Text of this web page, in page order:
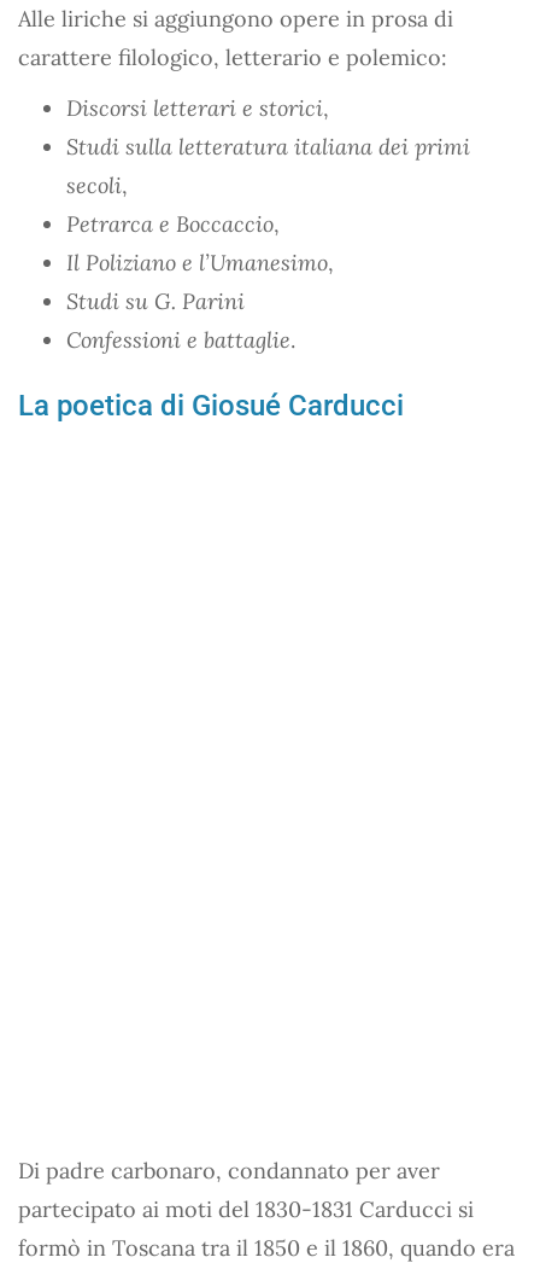
Alle liriche si aggiungono opere in prosa di
carattere filologico, letterario e polemico:
Discorsi letterari e storici,
Studi sulla letteratura italiana dei primi
secoli,
Petrarca e Boccaccio,
Il Poliziano e l’Umanesimo,
Studi su G. Parini
Confessioni e battaglie.
La poetica di Giosué Carducci
Di padre carbonaro, condannato per aver
partecipato ai moti del 1830-1831 Carducci si
formò in Toscana tra il 1850 e il 1860, quando era